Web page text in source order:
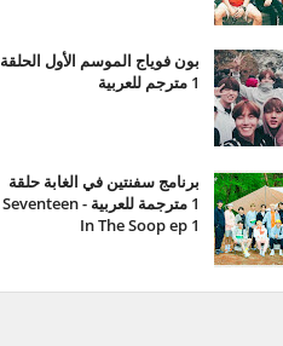
بون فوياج الموسم الأول الحلقة
1 مترجم للعربية
برنامج سفنتين في الغابة حلقة
1 مترجمة للعربية - Seventeen
In The Soop ep 1